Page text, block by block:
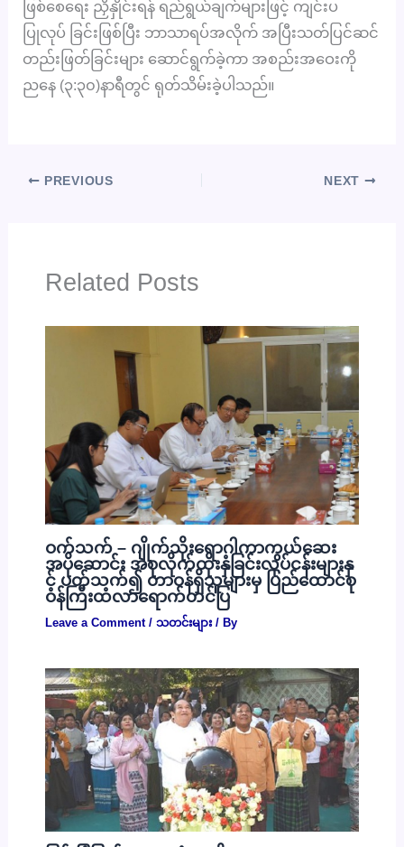
ဖြစ်စေရေး ညှိနှိုင်းရန် ရည်ရွယ်ချက်များဖြင့် ကျင်းပ
ပြုလုပ် ခြင်းဖြစ်ပြီး ဘာသာရပ်အလိုက် အပြီးသတ်ပြင်ဆင်
တည်းဖြတ်ခြင်းများ ဆောင်ရွက်ခဲ့ကာ အစည်းအဝေးကို
ညနေ (၃:၃၀)နာရီတွင် ရုတ်သိမ်းခဲ့ပါသည်။
PREVIOUS NEXT
Related Posts
ဝက်သက် – ဂျိုက်သိုးရောဂါကာကွယ်ဆေး
အပိုဆောင်း အစုလိုက်ထိုးနှံခြင်းလုပ်ငန်းများနှ
င့် ပတ်သက်၍ တာဝန်ရှိသူများမှ ပြည်ထောင်စု
ဝန်ကြီးထံလာရောက်တင်ပြ
Leave a Comment / သတင်းများ/ By